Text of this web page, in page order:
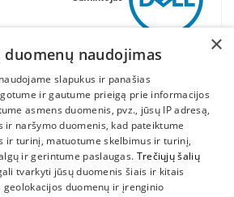
×
naudojimas
slapukus ir panašias
ir gautume prieigą prie informacijos
asmens duomenis, pvz., jūsų IP adresą,
naršymo duomenis, kad pateiktume
ir turinį, matuotume skelbimus ir turinį,
ir gerintume paslaugas. Trečiųjų šalių
tvarkyti jūsų duomenis šiais ir kitais
duomenų ir įrenginio